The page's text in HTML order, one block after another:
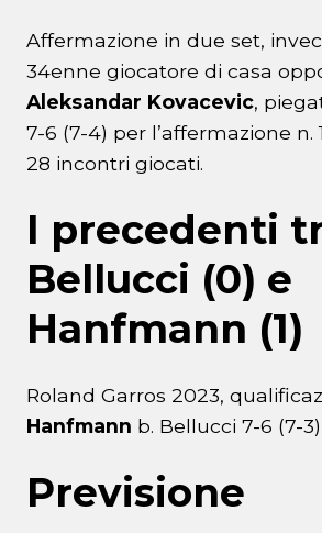
Affermazione in due set,
34enne giocatore di casa
Aleksandar Kovacevic,
7-6 (7-4) per l’affermazione n.
28 incontri giocati.
I precedenti
Bellucci (0) e
Hanfmann (1)
Roland Garros 2023,
Hanfmann b. Bellucci 7-6 (7-
Previsione